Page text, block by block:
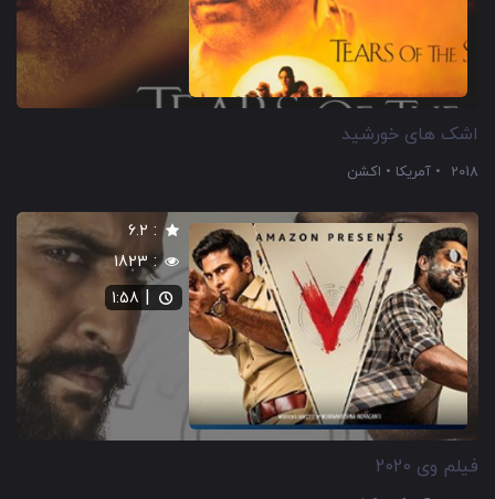
اشک های خورشید
2018 آمریکا اکشن
:
6.2
:
1823
1:58
فیلم وی 2020